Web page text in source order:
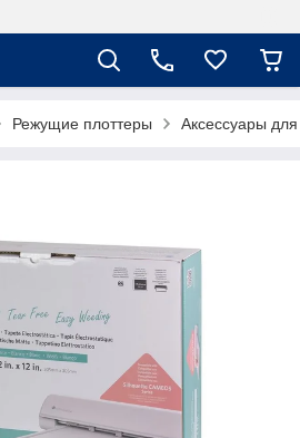
Режущие плоттеры Аксессуары